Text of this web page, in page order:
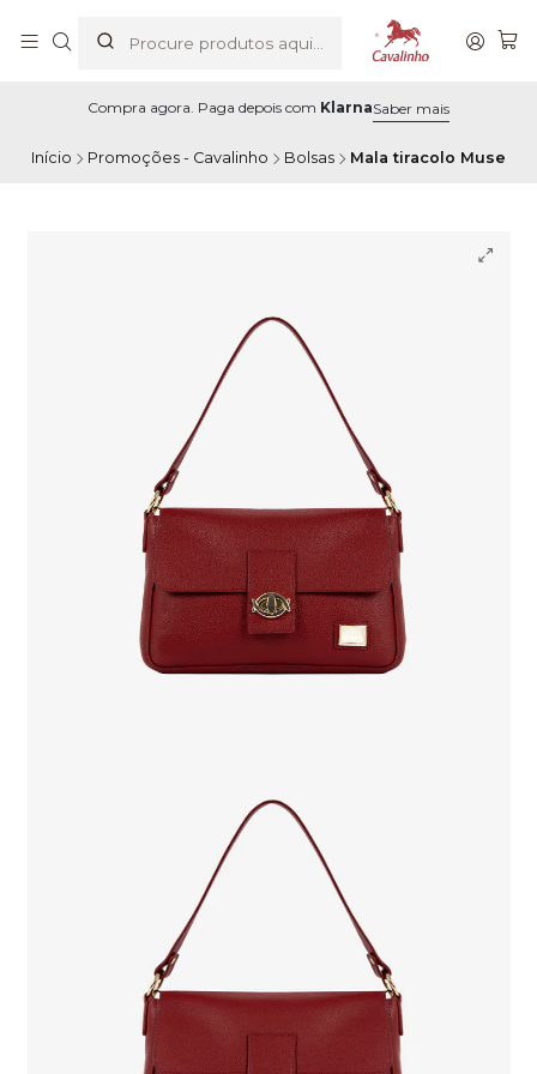
Compra agora. Paga depois com KlarnaSaber mais
Início Promoções - Cavalinho Bolsas Mala tiracolo Muse